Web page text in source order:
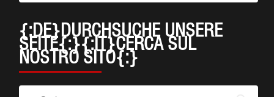
{:DE}DURCHSUCHE UNSERE
SEITE{:}{:IT}CERCA SUL
NOSTRO SITO{:}